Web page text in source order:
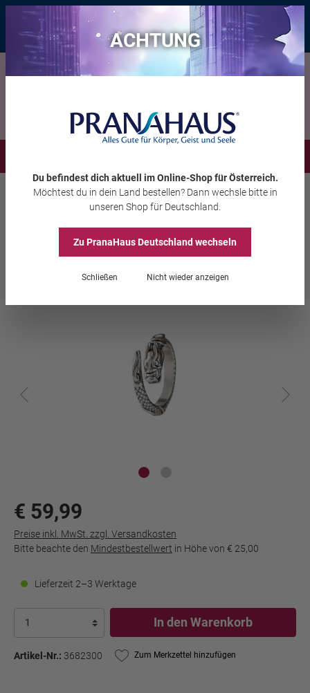
Bis zu 20 € Rabatt* mit dem Vorteils-Codeeintauchen , gültig bis
11.08.2026
Wohnambiente Glücksbringer
Glücksring „Drache”
€ 59,99
Preise inkl. MwSt. zzgl. Versandkosten
Bitte beachte den Mindestbestellwert in Höhe von € 25,00
Lieferzeit 2–3 Werktage
In den Warenkorb
Artikel-Nr.: 3682300 Zum Merkzettel hinzufügen
ACHTUNG
Du befindest dich aktuell im Online-Shopfür Österreich.
Möchtest du in dein Land bestellen? Dann wechsle bitte in
unseren Shop für Deutschland
Zu PranaHausDeutschland wechseln
Schließen Nicht wieder anzeigen